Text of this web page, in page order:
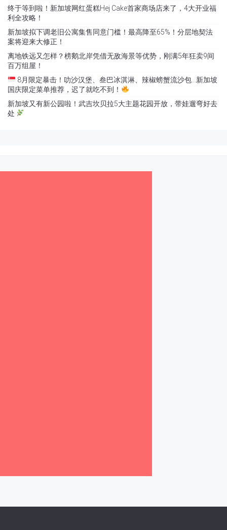
终于等到啦！新加坡网红蛋糕Hej Cake首家商场店来了，4大开业福
利全攻略！
新加坡拟下调老旧公寓集售同意门槛！最高降至65%！分层地契法
案将迎来大修正！
离地铁远又怎样？榜鹅北岸凭借无敌海景等优势，刚满5年狂卖9间
百万组屋！
8月限定暴击！叻沙汉堡、叁巴冰淇淋、辣椒螃蟹流沙包…新加坡
国庆限定菜单推荐，迟了就吃不到！
新加坡又有新公园啦！武吉坎贝拉5大主题花园开放，带娃遛弯好去
处